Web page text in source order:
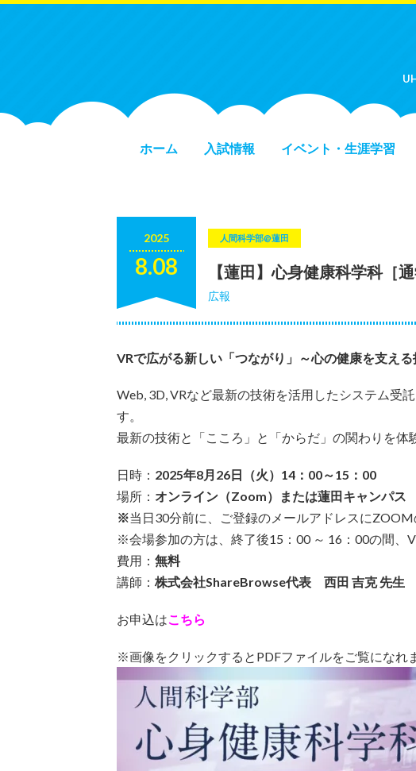
ホーム 入試情報 イベント・生涯学習
2025
8.08
人間科学部@蓮田
【蓮田】心身健康科学科［
広報
VRで広がる新しい「つながり」～心の健康を支える
Web, 3D, VRなど最新の技術を活用したシステム受
す。
最新の技術と「こころ」と「からだ」の関わりを体
日時： 2025年8月26日（火）14：00～15：00
場所： オンライン（Zoom）または蓮田キャンパス
※当日30分前に、ご登録のメールアドレスにZOOM
※会場参加の方は、終了後15：00 ～ 16：00の間、
費用： 無料
講師： 株式会社ShareBrowse代表 西田 吉克 先生
お申込はこちら
※画像をクリックするとPDFファイルをご覧になれ